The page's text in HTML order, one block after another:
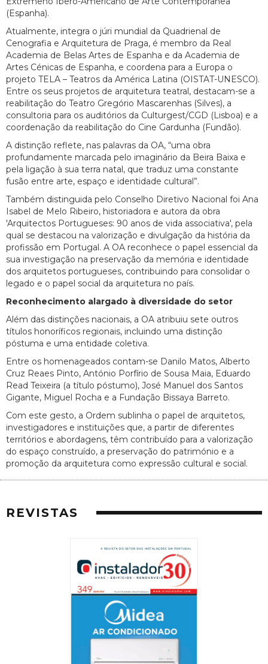
(Espanha).
Atualmente, integra o júri mundial da Quadrienal de
Cenografia e Arquitetura de Praga, é membro da Real
Academia de Belas Artes de Espanha e da Academia de
Artes Cénicas de Espanha, e coordena para a Europa o
projeto TELA – Teatros da América Latina (OISTAT-UNESCO).
Entre os seus projetos de arquitetura teatral, destacam-se a
reabilitação do Teatro Gregório Mascarenhas (Silves), a
consultoria para os auditórios da Culturgest/CGD (Lisboa) e a
coordenação da reabilitação do Cine Gardunha (Fundão).
A distinção reflete, nas palavras da OA, “uma obra
profundamente marcada pelo imaginário da Beira Baixa e
pela ligação à sua terra natal, que traduz uma constante
fusão entre arte, espaço e identidade cultural”.
Também distinguida pelo Conselho Diretivo Nacional foi Ana
Isabel de Melo Ribeiro, historiadora e autora da obra
'Arquitectos Portugueses: 90 anos de vida associativa', pela
qual se destacou na valorização e divulgação da história da
profissão em Portugal. A OA reconhece o papel essencial da
sua investigação na preservação da memória e identidade
dos arquitetos portugueses, contribuindo para consolidar o
legado e o papel social da arquitetura no país.
Reconhecimento alargado à diversidade do setor
Além das distinções nacionais, a OA atribuiu sete outros
títulos honoríficos regionais, incluindo uma distinção
póstuma e uma entidade coletiva.
Entre os homenageados contam-se Danilo Matos, Alberto
Cruz Reaes Pinto, António Porfírio de Sousa Maia, Eduardo
Read Teixeira (a título póstumo), José Manuel dos Santos
Gigante, Miguel Rocha e a Fundação Bissaya Barreto.
Com este gesto, a Ordem sublinha o papel de arquitetos,
investigadores e instituições que, a partir de diferentes
territórios e abordagens, têm contribuído para a valorização
do espaço construído, a preservação do património e a
promoção da arquitetura como expressão cultural e social.
REVISTAS